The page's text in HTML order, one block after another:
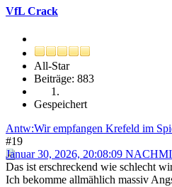
VfL Crack
All-Star
Beiträge: 883
Gespeichert
Antw:Wir empfangen Krefeld im
#19
Januar 30, 2026, 20:08:09
Das ist erschreckend wie schlecht
Ich bekomme allmählich massiv